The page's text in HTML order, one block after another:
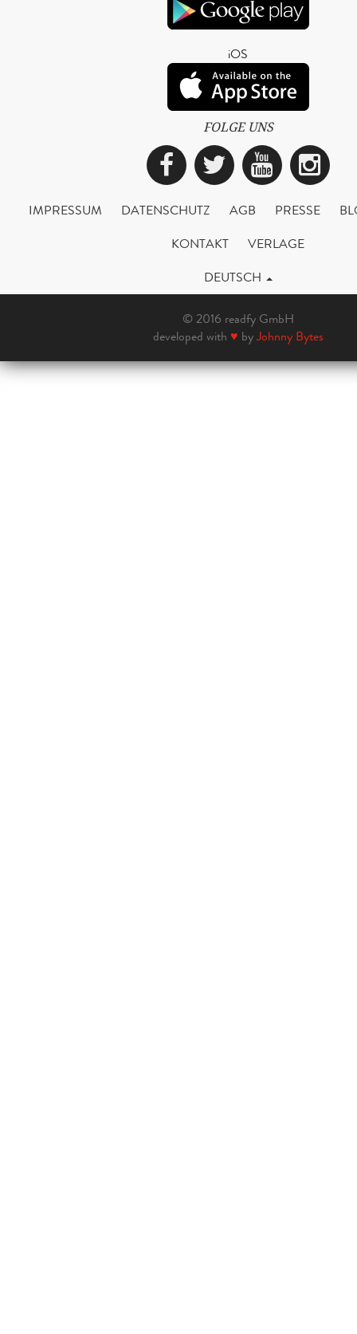
iOS
FOLGE UNS
Facebook
Twitter
IMPRESSUM DATENSCHUTZ AGB PRESSE
KONTAKT
VERLAGE
DEUTSCH
© 2016 readfy GmbH
developed with ♥ byJohnny Bytes